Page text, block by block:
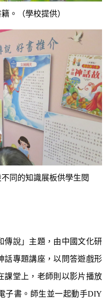
。（學校提供）
同的知識展板供學生閱
傳說」主題，由中國文化研
話專題講座，以問答遊戲形
課堂上，老師則以影片播放
子書。師生並一起動手DIY